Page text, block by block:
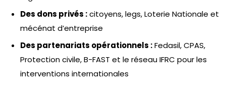
Des dons privés :citoyens, legs, Loterie Nationale et
mécénat d’entreprise
Des partenariats opérationnels :Fedasil, CPAS,
Protection civile, B-FAST et le réseau IFRC pour les
interventions internationales